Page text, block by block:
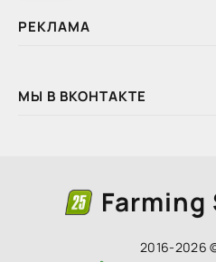
РЕКЛАМА
МЫ В ВКОНТАКТЕ
2016-2026